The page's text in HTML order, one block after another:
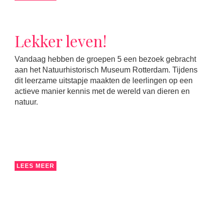
Lekker leven!
Vandaag hebben de groepen 5 een bezoek gebracht
aan het Natuurhistorisch Museum Rotterdam. Tijdens
dit leerzame uitstapje maakten de leerlingen op een
actieve manier kennis met de wereld van dieren en
natuur.
LEES MEER